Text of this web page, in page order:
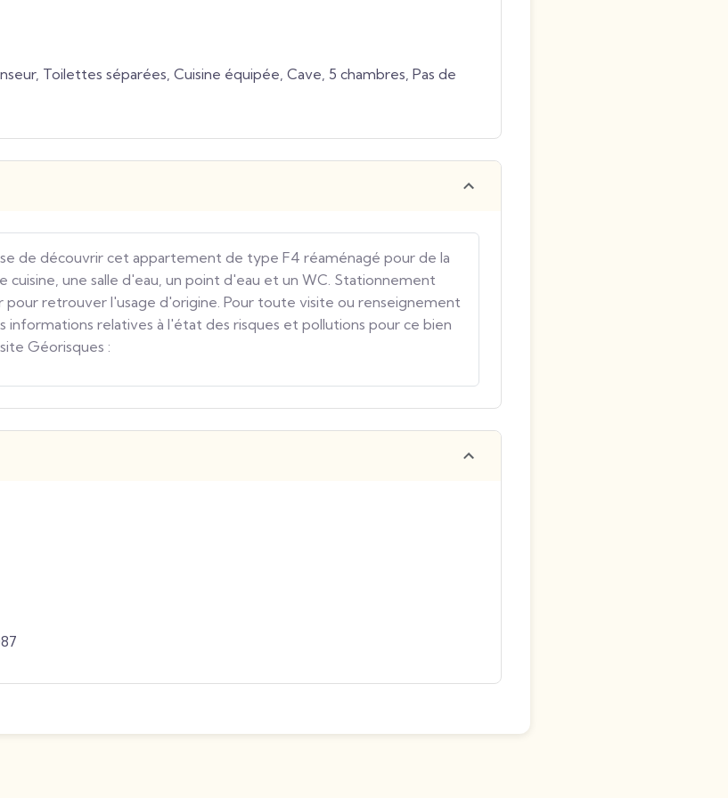
Toilettes séparées, Cuisine équipée, Cave, 5 chambres, Pas de
de découvrir cet appartement de type F4 réaménagé pour de la
cuisine, une salle d'eau, un point d'eau et un WC. Stationnement
pour retrouver l'usage d'origine. Pour toute visite ou renseignement
relatives à l'état des risques et pollutions pour ce bien
Géorisques :